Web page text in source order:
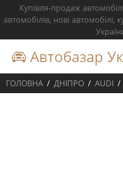
Купівля-продаж
автомобілів, нові автомобілі,
Автобазар
ГОЛОВНА ДНІПРО AUDI